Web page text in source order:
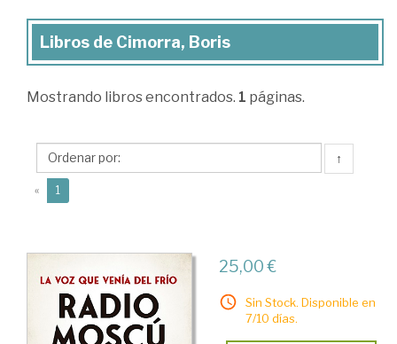
Libros
Cimorra,
Libros de Cimorra, Boris
Mostrando libros encontrados. 1 páginas.
↑
« 1
25,00 €
Sin Stock. Disponible en
7/10 días.